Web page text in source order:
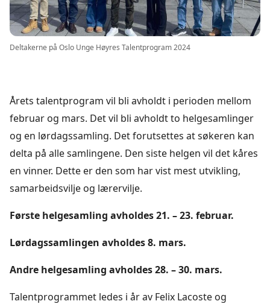
Deltakerne på Oslo Unge Høyres Talentprogram 2024
Årets talentprogram vil bli avholdt i perioden mellom
februar og mars. Det vil bli avholdt to helgesamlinger
og en lørdagssamling. Det forutsettes at søkeren kan
delta på alle samlingene. Den siste helgen vil det kåres
en vinner. Dette er den som har vist mest utvikling,
samarbeidsvilje og lærervilje.
Første helgesamling avholdes 21. – 23. februar.
Lørdagssamlingen avholdes 8. mars.
Andre helgesamling avholdes 28. – 30. mars.
Talentprogrammet ledes i år av Felix Lacoste og